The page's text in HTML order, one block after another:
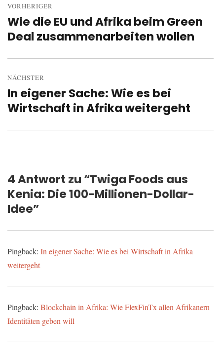
Navigation
VORHERIGER
Vorheriger
Beitrag:
Wie die EU und Afrika beim Green
Deal zusammenarbeiten wollen
NÄCHSTER
Nächster
Beitrag:
In eigener Sache: Wie es bei
Wirtschaft in Afrika weitergeht
4 Antwort zu “Twiga Foods aus
Kenia: Die 100-Millionen-Dollar-
Idee”
Pingback: In eigener Sache: Wie es bei Wirtschaft in Afrika
weitergeht
Pingback: Blockchain in Afrika: Wie FlexFinTx allen Afrikanern
Identitäten geben will